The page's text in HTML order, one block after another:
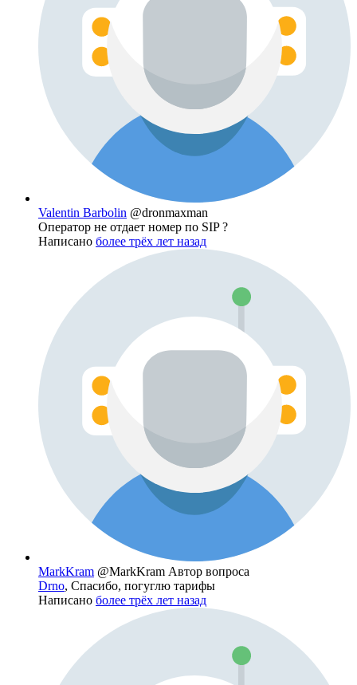
Valentin Barbolin @dronmaxman
Оператор не отдает номер по SIP ?
Написано более трёх лет назад
MarkKram @MarkKram Автор вопроса
Drno, Спасибо, погуглю тарифы
Написано более трёх лет назад